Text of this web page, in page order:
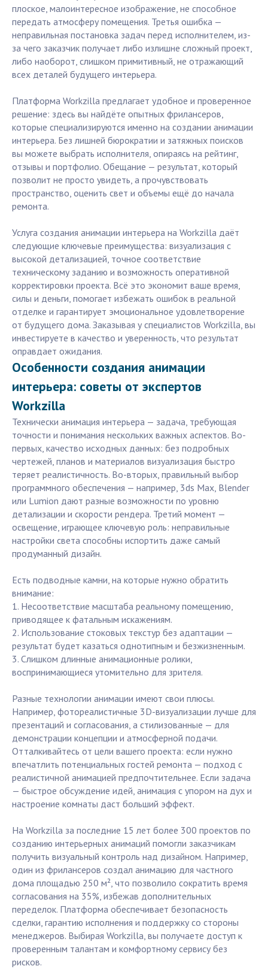
плоское, малоинтересное изображение, не способное
передать атмосферу помещения. Третья ошибка —
неправильная постановка задач перед исполнителем, из-
за чего заказчик получает либо излишне сложный проект,
либо наоборот, слишком примитивный, не отражающий
всех деталей будущего интерьера.
Платформа Workzilla предлагает удобное и проверенное
решение: здесь вы найдёте опытных фрилансеров,
которые специализируются именно на создании анимации
интерьера. Без лишней бюрократии и затяжных поисков
вы можете выбрать исполнителя, опираясь на рейтинг,
отзывы и портфолио. Обещание — результат, который
позволит не просто увидеть, а прочувствовать
пространство, оценить свет и объемы ещё до начала
ремонта.
Услуга создания анимации интерьера на Workzilla даёт
следующие ключевые преимущества: визуализация с
высокой детализацией, точное соответствие
техническому заданию и возможность оперативной
корректировки проекта. Всё это экономит ваше время,
силы и деньги, помогает избежать ошибок в реальной
отделке и гарантирует эмоциональное удовлетворение
от будущего дома. Заказывая у специалистов Workzilla, вы
инвестируете в качество и уверенность, что результат
оправдает ожидания.
Особенности создания анимации
интерьера: советы от экспертов
Workzilla
Технически анимация интерьера — задача, требующая
точности и понимания нескольких важных аспектов. Во-
первых, качество исходных данных: без подробных
чертежей, планов и материалов визуализация быстро
теряет реалистичность. Во-вторых, правильный выбор
программного обеспечения — например, 3ds Max, Blender
или Lumion дают разные возможности по уровню
детализации и скорости рендера. Третий момент —
освещение, играющее ключевую роль: неправильные
настройки света способны испортить даже самый
продуманный дизайн.
Есть подводные камни, на которые нужно обратить
внимание:
1. Несоответствие масштаба реальному помещению,
приводящее к фатальным искажениям.
2. Использование стоковых текстур без адаптации —
результат будет казаться однотипным и безжизненным.
3. Слишком длинные анимационные ролики,
воспринимающиеся утомительно для зрителя.
Разные технологии анимации имеют свои плюсы.
Например, фотореалистичные 3D-визуализации лучше для
презентаций и согласования, а стилизованные — для
демонстрации концепции и атмосферной подачи.
Отталкивайтесь от цели вашего проекта: если нужно
впечатлить потенциальных гостей ремонта — подход с
реалистичной анимацией предпочтительнее. Если задача
— быстрое обсуждение идей, анимация с упором на дух и
настроение комнаты даст больший эффект.
На Workzilla за последние 15 лет более 300 проектов по
созданию интерьерных анимаций помогли заказчикам
получить визуальный контроль над дизайном. Например,
один из фрилансеров создал анимацию для частного
дома площадью 250 м², что позволило сократить время
согласования на 35%, избежав дополнительных
переделок. Платформа обеспечивает безопасность
сделки, гарантию исполнения и поддержку со стороны
менеджеров. Выбирая Workzilla, вы получаете доступ к
проверенным талантам и комфортному сервису без
рисков.